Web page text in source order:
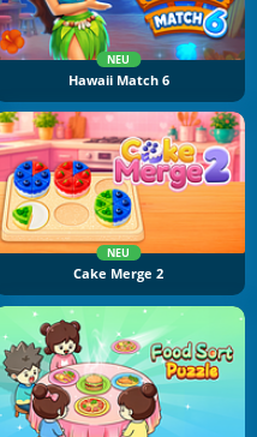
NEU
Hawaii Match 6
NEU
Cake Merge 2